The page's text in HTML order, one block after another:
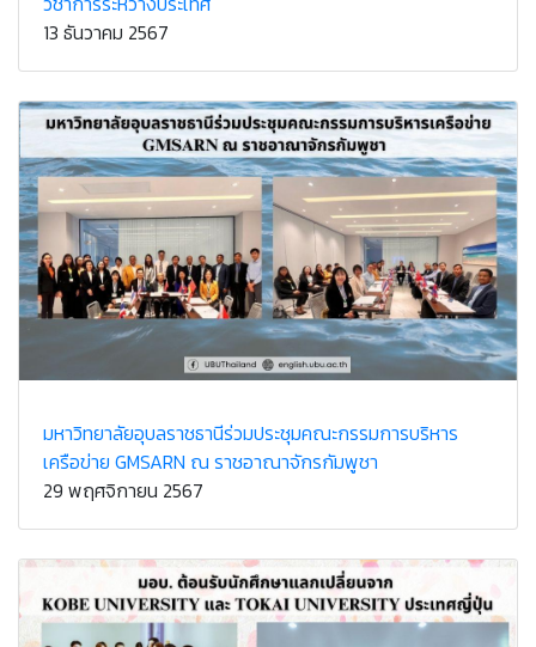
13 ธันวาคม 2567
มหาวิทยาลัยอุบลราชธานีร่วมประชุมคณะกรรมการบริหาร
เครือข่าย GMSARN ณ ราชอาณาจักรกัมพูชา
29 พฤศจิกายน 2567